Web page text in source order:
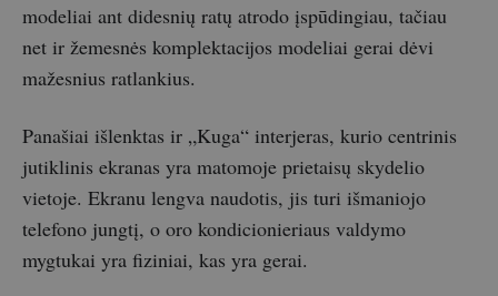
modeliai ant didesnių ratų atrodo įspūdingiau, tačiau
net ir žemesnės komplektacijos modeliai gerai dėvi
mažesnius ratlankius.
Panašiai išlenktas ir „Kuga“ interjeras, kurio centrinis
jutiklinis ekranas yra matomoje prietaisų skydelio
vietoje. Ekranu lengva naudotis, jis turi išmaniojo
telefono jungtį, o oro kondicionieriaus valdymo
mygtukai yra fiziniai, kas yra gerai.